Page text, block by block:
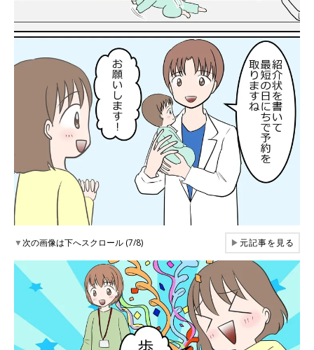
▼次の画像は下へスクロール (7/8) ▶元記事を見る